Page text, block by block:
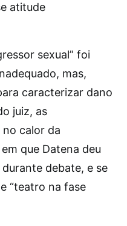
atitude
sexual” foi
mas,
caracterizar dano
juiz, as
calor da
que Datena deu
debate, e se
“teatro na fase